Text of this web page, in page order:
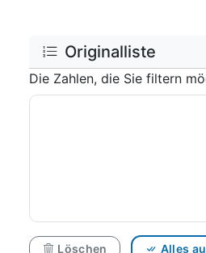
Originalliste
Die Zahlen, die Sie filtern
Löschen Alles